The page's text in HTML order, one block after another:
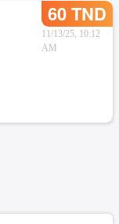
60 TND
11/13/25, 10:12
AM